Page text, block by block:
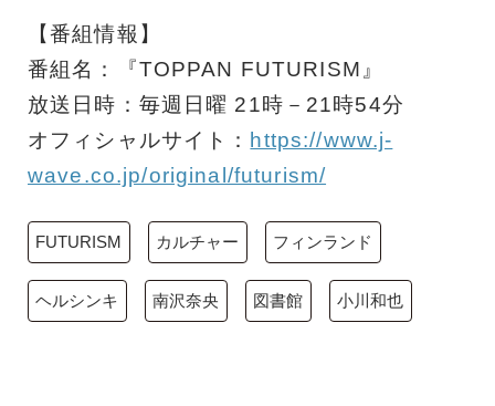
【番組情報】
番組名：『TOPPAN FUTURISM』
放送日時：毎週日曜 21時－21時54分
オフィシャルサイト： https://www.j-
wave.co.jp/original/futurism/
FUTURISM カルチャー フィンランド
ヘルシンキ 南沢奈央 図書館 小川和也